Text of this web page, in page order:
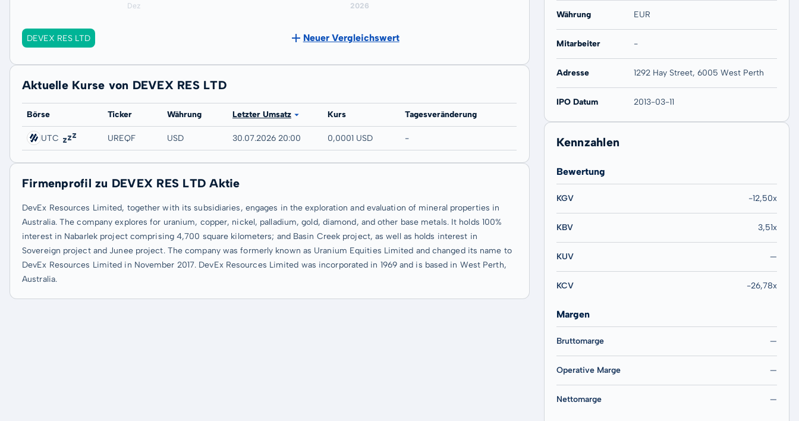
DEVEX RES LTD Neuer Vergleichswert
Aktuelle Kurse von DEVEX RES LTD
Börse Ticker Währung Letzter Umsatz Kurs Tagesveränderung
UTC UREQF USD 30.07.2026 20:00 0,0001 USD -
Firmenprofil zu DEVEX RES LTD Aktie
DevEx Resources Limited, together with its subsidiaries, engages in the exploration and evaluation of mineral properties in
Australia. The company explores for uranium, copper, nickel, palladium, gold, diamond, and other base metals. It holds 100%
interest in Nabarlek project comprising 4,700 square kilometers; and Basin Creek project, as well as holds interest in
Sovereign project and Junee project. The company was formerly known as Uranium Equities Limited and changed its name to
DevEx Resources Limited in November 2017. DevEx Resources Limited was incorporated in 1969 and is based in West Perth,
Australia.
Währung EUR
Mitarbeiter -
Adresse 1292 Hay Street, 6005 West Perth
IPO Datum 2013-03-11
Kennzahlen
Bewertung
KGV -12,50x
KBV 3,51x
KUV —
KCV -26,78x
Margen
Bruttomarge —
Operative Marge —
Nettomarge —